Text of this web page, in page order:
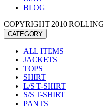
BLOG
COPYRIGHT 2010
CATEGORY
ALL ITEMS
JACKETS
TOPS
SHIRT
L/S T-SHIRT
S/S T-SHIRT
PANTS